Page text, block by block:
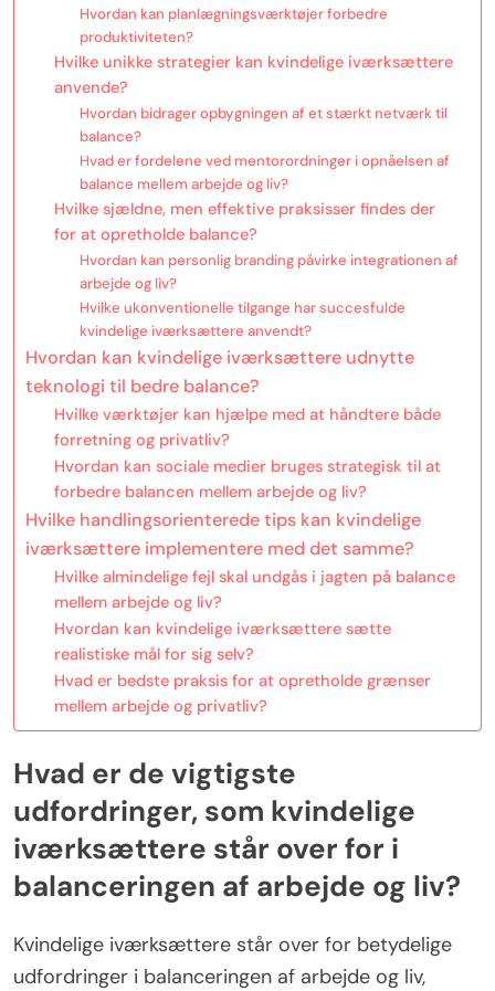
Hvordan kan planlægningsværktøjer forbedre
produktiviteten?
Hvilke unikke strategier kan kvindelige iværksættere
anvende?
Hvordan bidrager opbygningen af et stærkt netværk til
balance?
Hvad er fordelene ved mentorordninger i opnåelsen af
balance mellem arbejde og liv?
Hvilke sjældne, men effektive praksisser findes der
for at opretholde balance?
Hvordan kan personlig branding påvirke integrationen af
arbejde og liv?
Hvilke ukonventionelle tilgange har succesfulde
kvindelige iværksættere anvendt?
Hvordan kan kvindelige iværksættere udnytte
teknologi til bedre balance?
Hvilke værktøjer kan hjælpe med at håndtere både
forretning og privatliv?
Hvordan kan sociale medier bruges strategisk til at
forbedre balancen mellem arbejde og liv?
Hvilke handlingsorienterede tips kan kvindelige
iværksættere implementere med det samme?
Hvilke almindelige fejl skal undgås i jagten på balance
mellem arbejde og liv?
Hvordan kan kvindelige iværksættere sætte
realistiske mål for sig selv?
Hvad er bedste praksis for at opretholde grænser
mellem arbejde og privatliv?
Hvad er de vigtigste
udfordringer, som kvindelige
iværksættere står over for i
balanceringen af arbejde og liv?
Kvindelige iværksættere står over for betydelige
udfordringer i balanceringen af arbejde og liv,